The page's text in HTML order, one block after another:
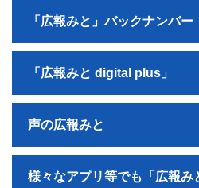
「広報みと」バックナンバー
「広報みと digital plus」
声の広報みと
様々なアプリ等でも「広報み